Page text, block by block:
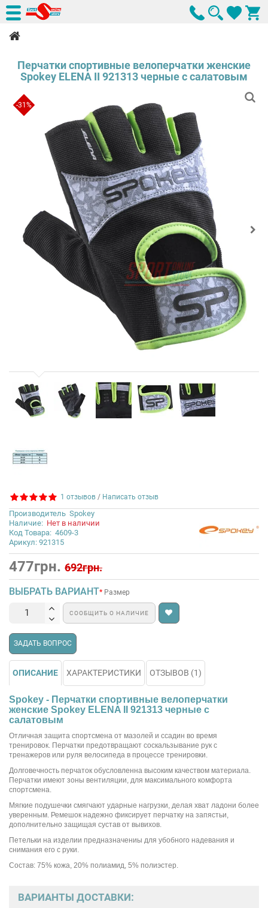
Перчатки спортивные велоперчатки женские
Spokey ELENA II 921313 черные с салатовым
-31%
1 отзывов / Написать отзыв
Производитель Spokey
Наличие: Нет в наличии
Код Товара: 4609-3
Арикул: 921315
477грн. 692грн.
ВЫБРАТЬ ВАРИАНТ Размер
СООБЩИТЬ О НАЛИЧИЕ
ЗАДАТЬ ВОПРОС
ОПИСАНИЕ ХАРАКТЕРИСТИКИ ОТЗЫВОВ (1)
Spokey - Перчатки спортивные велоперчатки
женские Spokey ELENA II 921313 черные с
салатовым
Отличная защита спортсмена от мазолей и ссадин во время
тренировок. Перчатки предотвращают соскальзывание рук с
тренажеров или руля велосипеда в процессе тренировки.
Долговечность перчаток обусловленна высоким качеством материала.
Перчатки имеют зоны вентиляции, для максимального комфорта
спортсмена.
Мягкие подушечки смягчают ударные нагрузки, делая хват ладони более
уверенным. Ремешок надежно фиксирует перчатку на запястьи,
дополнительно защищая сустав от вывихов.
Петельки на изделии предназначениы для убобного надевания и
снимания его с руки.
Состав: 75% кожа, 20% полиамид, 5% полиэстер.
ВАРИАНТЫ ДОСТАВКИ: